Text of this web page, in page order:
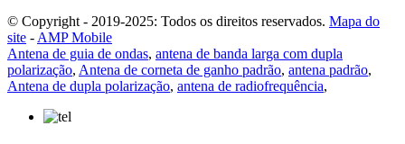
© Copyright - 2019-2025: Todos os direitos reservados. Mapa do
site - AMP Mobile
Antena de guia de ondas, antena de banda larga com dupla
polarização, Antena de corneta de ganho padrão, antena padrão,
Antena de dupla polarização, antena de radiofrequência,